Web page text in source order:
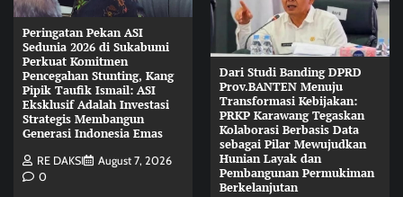
Peringatan Pekan ASI
Sedunia 2026 di Sukabumi
Perkuat Komitmen
Pencegahan Stunting, Kang
Pipik Taufik Ismail: ASI
Eksklusif Adalah Investasi
Strategis Membangun
Generasi Indonesia Emas
RE DAKSI
August 7, 2026
0
Dari Studi Banding DPRD
Prov.BANTEN Menuju
Transformasi Kebijakan:
PRKP Karawang Tegaskan
Kolaborasi Berbasis Data
sebagai Pilar Mewujudkan
Hunian Layak dan
Pembangunan Permukiman
Berkelanjutan